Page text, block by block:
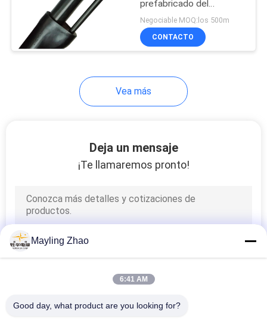
Cable forrado
cables de control
prefabricado del
aislamiento del cable de
rama alto
Negociable MOQ:los 500m
CONTACTO
Vea más
Deja un mensaje
¡Te llamaremos pronto!
Mayling Zhao
6:41 AM
Good day, what product are you looking for?